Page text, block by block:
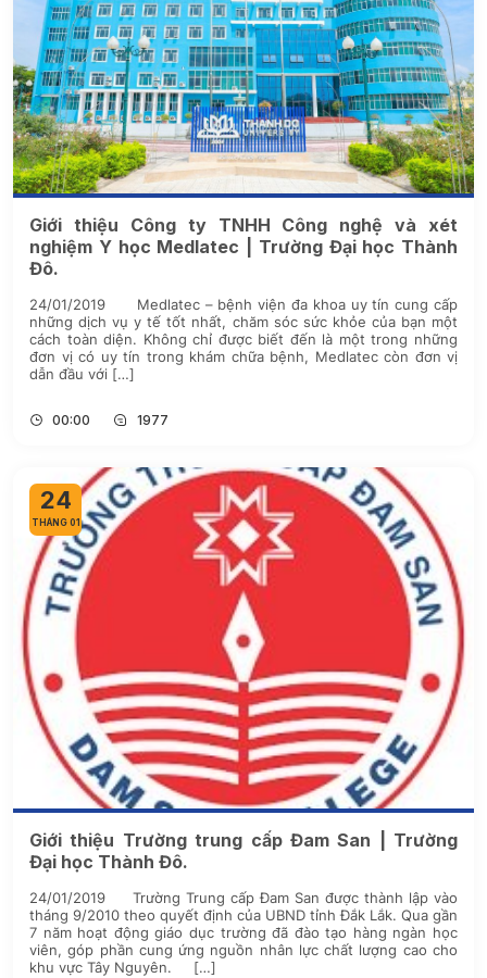
Giới thiệu Công ty TNHH Công nghệ và xét
nghiệm Y học Medlatec | Trường Đại học Thành
Đô.
24/01/2019 Medlatec – bệnh viện đa khoa uy tín cung cấp
những dịch vụ y tế tốt nhất, chăm sóc sức khỏe của bạn một
cách toàn diện. Không chỉ được biết đến là một trong những
đơn vị có uy tín trong khám chữa bệnh, Medlatec còn đơn vị
dẫn đầu với […]
00:00 1977
24
THÁNG 01
Giới thiệu Trường trung cấp Đam San | Trường
Đại học Thành Đô.
24/01/2019 Trường Trung cấp Đam San được thành lập vào
tháng 9/2010 theo quyết định của UBND tỉnh Đắk Lắk. Qua gần
7 năm hoạt động giáo dục trường đã đào tạo hàng ngàn học
viên, góp phần cung ứng nguồn nhân lực chất lượng cao cho
khu vực Tây Nguyên. […]